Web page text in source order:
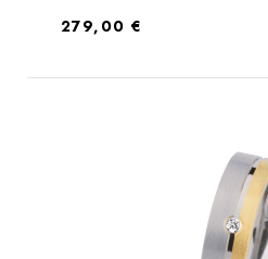
Regulärer Preis:
279,00 €